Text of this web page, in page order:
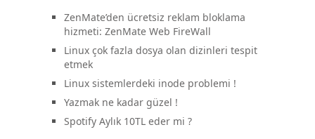
ZenMate’den ücretsiz reklam bloklama
hizmeti: ZenMate Web FireWall
Linux çok fazla dosya olan dizinleri tespit
etmek
Linux sistemlerdeki inode problemi !
Yazmak ne kadar güzel !
Spotify Aylık 10TL eder mi ?